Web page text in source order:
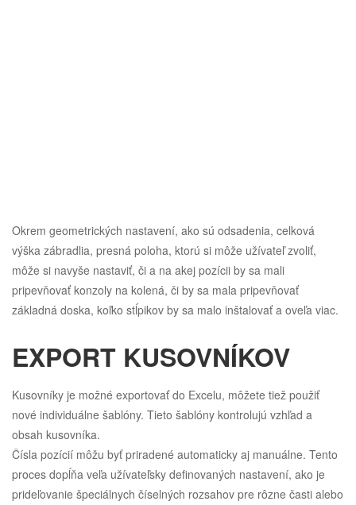
Okrem geometrických nastavení, ako sú odsadenia, celková
výška zábradlia, presná poloha, ktorú si môže užívateľ zvoliť,
môže si navyše nastaviť, či a na akej pozícii by sa mali
pripevňovať konzoly na kolená, či by sa mala pripevňovať
základná doska, koľko stĺpikov by sa malo inštalovať a oveľa viac.
EXPORT KUSOVNÍKOV
Kusovníky je možné exportovať do Excelu, môžete tiež použiť
nové individuálne šablóny. Tieto šablóny kontrolujú vzhľad a
obsah kusovníka.
Čísla pozícií môžu byť priradené automaticky aj manuálne. Tento
proces dopĺňa veľa užívateľsky definovaných nastavení, ako je
prideľovanie špeciálnych číselných rozsahov pre rôzne časti alebo